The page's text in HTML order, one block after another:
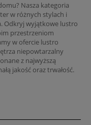
Nasza kategoria
w różnych stylach i
Odkryj wyjątkowe lustro
przestrzeniom
w ofercie lustro
niepowtarzalny
z najwyższą
jakość oraz trwałość.